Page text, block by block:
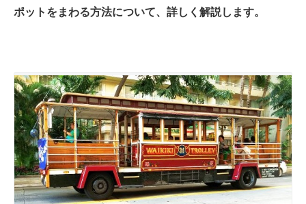
ポットをまわる方法について、詳しく解説します。